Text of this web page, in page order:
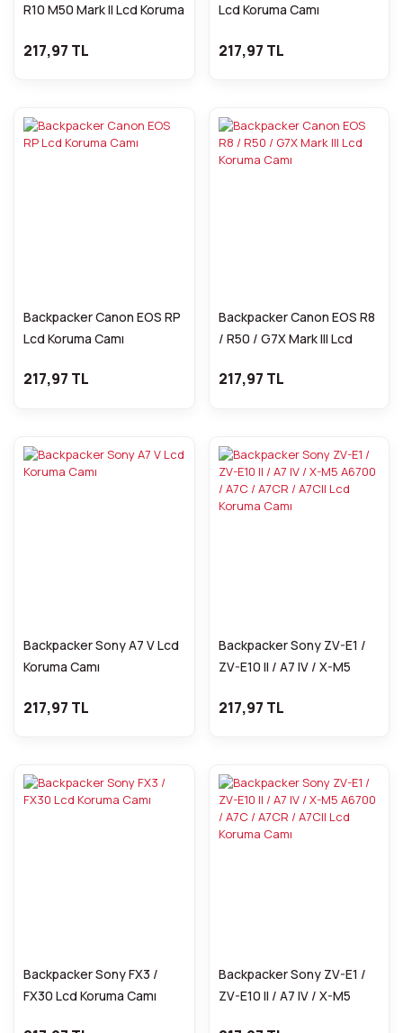
R10 M50 Mark II Lcd Koruma
217,97 TL
Lcd Koruma Camı
217,97 TL
Backpacker Canon EOS RP
Lcd Koruma Camı
217,97 TL
Backpacker Canon EOS R8
/ R50 / G7X Mark III Lcd
217,97 TL
Backpacker Sony A7 V Lcd
Koruma Camı
217,97 TL
Backpacker Sony ZV-E1 /
ZV-E10 II / A7 IV / X-M5
Lcd Koruma Camı
217,97 TL
Backpacker Sony FX3 /
FX30 Lcd Koruma Camı
Backpacker Sony ZV-E1 /
ZV-E10 II / A7 IV / X-M5